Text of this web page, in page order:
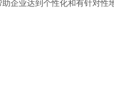
企业达到个性化和有针对性